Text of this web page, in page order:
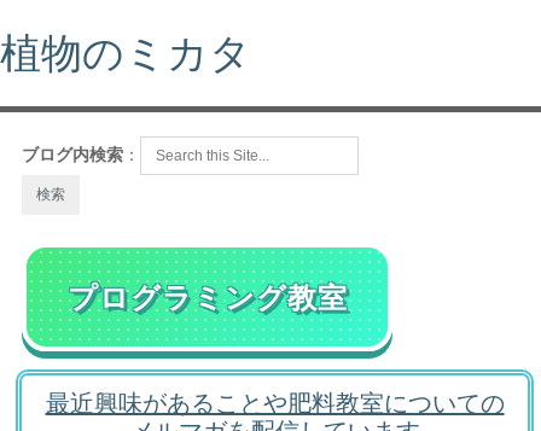
植物のミカタ
ブログ内検索 ：
プログラミング教室
最近興味があることや肥料教室についての